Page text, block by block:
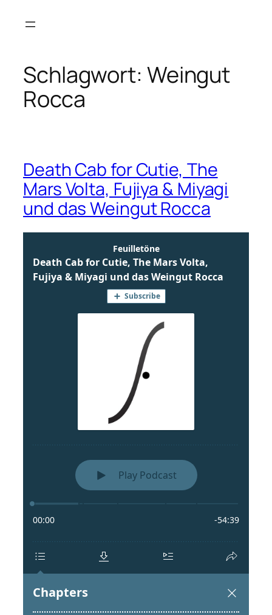
Inhalt
Schlagwort: Weingut
Rocca
Death Cab for Cutie, The
Mars Volta, Fujiya & Miyagi
und das Weingut Rocca